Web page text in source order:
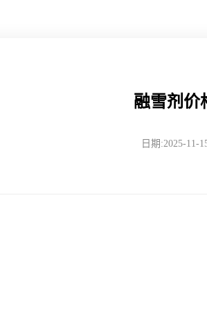
融雪剂价
日期:2025-11-